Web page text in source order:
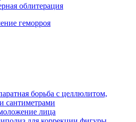
облитерация
геморроя
борьба с целлюлитом,
сантиметрами
лица